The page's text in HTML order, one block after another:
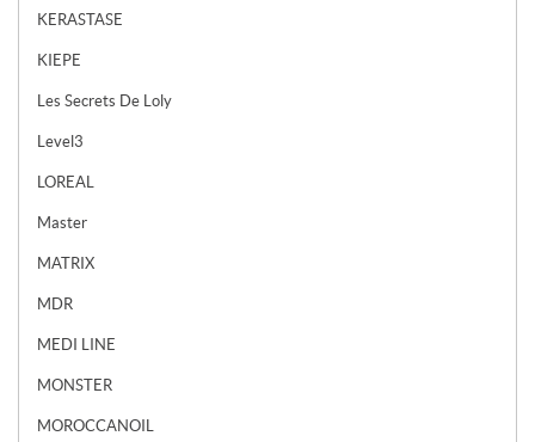
KERASTASE
KIEPE
Les Secrets De Loly
Level3
LOREAL
Master
MATRIX
MDR
MEDI LINE
MONSTER
MOROCCANOIL